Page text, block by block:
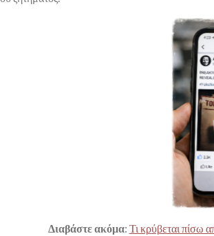
Διαβάστε ακόμα: Τι κρύβεται πίσω